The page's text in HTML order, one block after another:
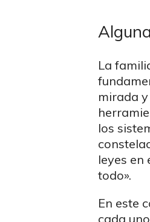
La
mirada
los
leyes en
todo».
En este
cada